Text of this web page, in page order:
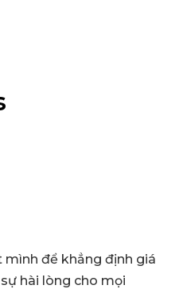
mình để khẳng định giá
hài lòng cho mọi